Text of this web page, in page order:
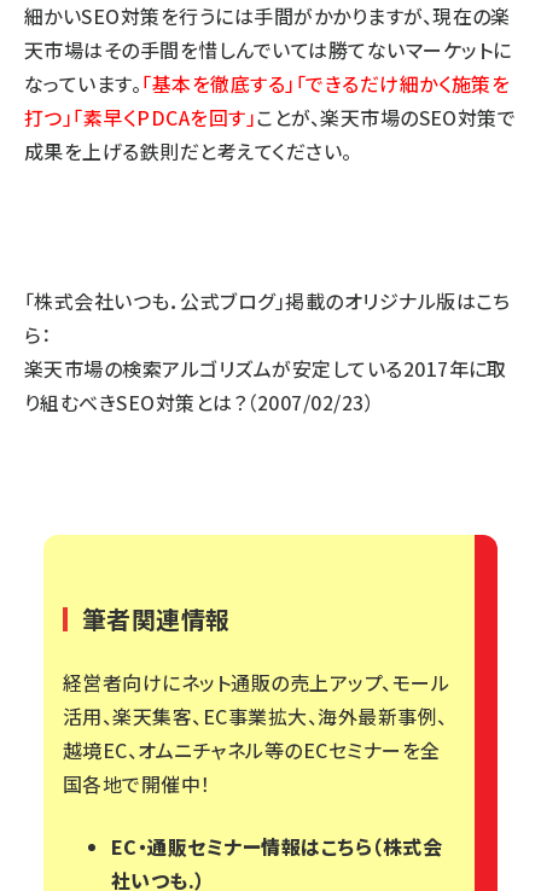
細かいSEO対策を行うには手間がかかりますが、現在の楽
天市場はその手間を惜しんでいては勝てないマーケットに
なっています。「基本を徹底する」「できるだけ細かく施策を
打つ」「素早くPDCAを回す」ことが、楽天市場のSEO対策で
成果を上げる鉄則だと考えてください。
「株式会社いつも．公式ブログ」掲載のオリジナル版はこち
ら：
楽天市場の検索アルゴリズムが安定している2017年に取
り組むべきSEO対策とは？ （2007/02/23）
筆者関連情報
経営者向けにネット通販の売上アップ、モール
活用、楽天集客、EC事業拡大、海外最新事例、
越境EC、オムニチャネル等のECセミナーを全
国各地で開催中！
EC・通販セミナー情報はこちら（株式会
社いつも.）